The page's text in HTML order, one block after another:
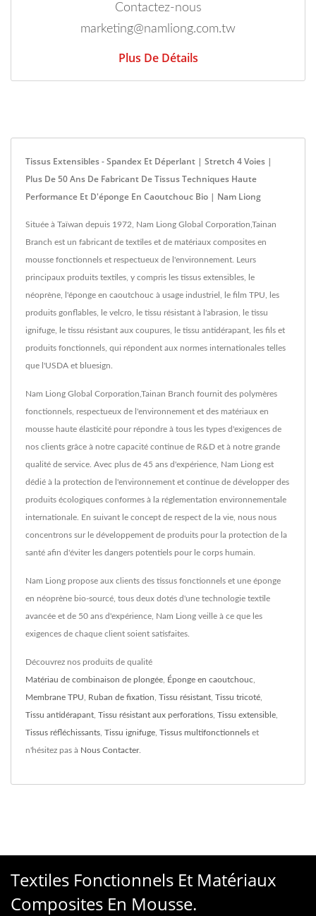
Contactez-nous
marketing@namliong.com.tw
Plus De Détails
Tissus Extensibles - Spandex Et Déperlant | Stretch 4 Voies |
Plus De 50 Ans De Fabricant De Tissus Techniques Haute
Performance Et D'éponge En Caoutchouc Bio | Nam Liong
Située à Taïwan depuis 1972, Nam Liong Global Corporation,Tainan
Branch est un fabricant de textiles et de matériaux composites en
mousse fonctionnels et respectueux de l'environnement. Leurs
principaux produits textiles, y compris les tissus extensibles, le
néoprène, l'éponge en caoutchouc à usage industriel, le film TPU, les
produits gonflables, le velcro, le tissu résistant à l'abrasion, le tissu
ignifuge, le tissu résistant aux coupures, le tissu antidérapant, les fils et
produits fonctionnels, qui répondent aux normes internationales telles
que l'USDA et bluesign.
Nam Liong Global Corporation,Tainan Branch fournit des polymères
fonctionnels, respectueux de l'environnement et des matériaux en
mousse haute élasticité pour répondre à tous les types d'exigences de
nos clients grâce à notre capacité continue de R&D et à notre grande
qualité de service. Avec plus de 45 ans d'expérience, Nam Liong est
dédié à la protection de l'environnement et continue de développer des
produits écologiques conformes à la réglementation environnementale
internationale. En suivant le concept de respect de la vie, nous nous
concentrons sur le développement de produits pour la protection de la
santé afin d'éviter les dangers potentiels pour le corps humain.
Nam Liong propose aux clients des tissus fonctionnels et une éponge
en néoprène bio-sourcé, tous deux dotés d'une technologie textile
avancée et de 50 ans d'expérience, Nam Liong veille à ce que les
exigences de chaque client soient satisfaites.
Découvrez nos produits de qualité
Matériau de combinaison de plongée Éponge en caoutchouc
Membrane TPU Ruban de fixation Tissu résistant Tissu tricoté
Tissu antidérapant Tissu résistant aux perforations Tissu extensible
Tissus réfléchissants Tissu ignifuge Tissus multifonctionnels et
n'hésitez pas à Nous Contacter.
Textiles Fonctionnels Et Matériaux
Composites En Mousse.